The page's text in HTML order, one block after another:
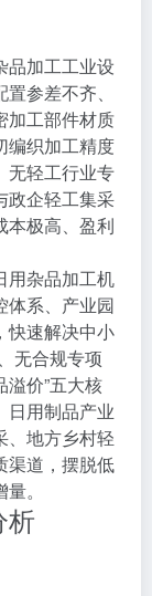
品加工工业设
参差不齐、
加工部件材质
编织加工精度
无轻工行业专
政企轻工集采
本极高、盈利
用杂品加工机
体系、产业园
快速解决中小
无合规专项
价”五大核
日用制品产业
、地方乡村轻
渠道，摆脱低
。
析